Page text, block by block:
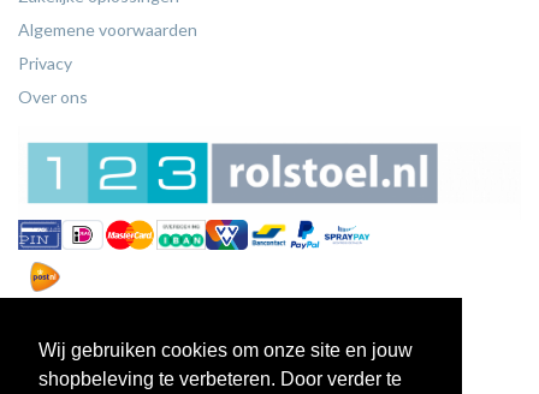
Wij gebruiken cookies om onze site en jouw
shopbeleving te verbeteren. Door verder te
Algemene voorwaarden
Privacy
Over ons